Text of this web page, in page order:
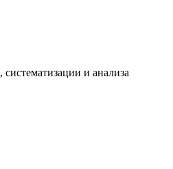
и анализа